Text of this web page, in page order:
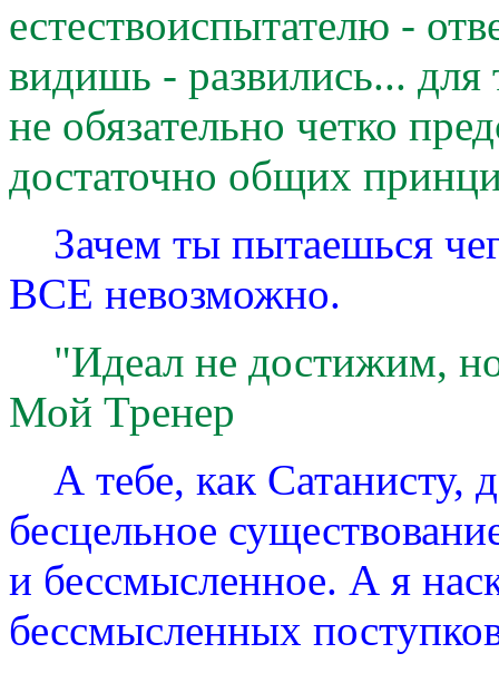
естествоиспытателю -
видишь - развились... для
не обязательно четко
достаточно общих
Зачем ты пытаешься
ВСЕ невозможно.
"Идеал не достижим,
Мой Тренер
А тебе, как Сатанисту,
бесцельное
и бессмысленное. А я
бессмысленных